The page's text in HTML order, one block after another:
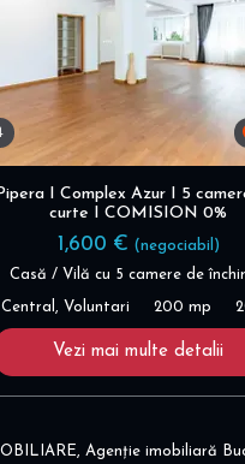
I Complex Azur I 5
curte I COMISION 0%
1,600 € (negociabil)
Casă / Vilă cu 5 camere de
Central, Voluntari 200 mp
Vezi mai multe detalii
Agenție imobiliară